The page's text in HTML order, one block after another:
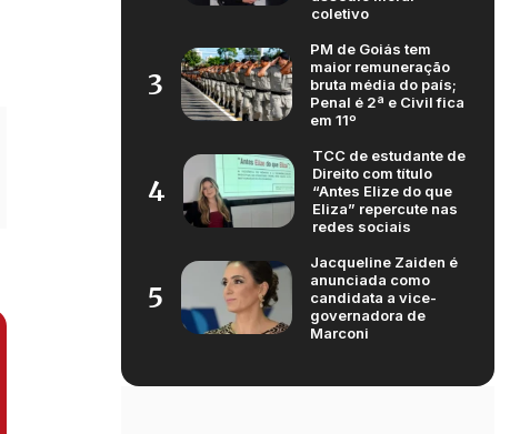
coletivo
3
PM de Goiás tem
maior remuneração
bruta média do país;
Penal é 2ª e Civil fica
em 11º
4
TCC de estudante de
Direito com título
“Antes Elize do que
Eliza” repercute nas
redes sociais
5
Jacqueline Zaiden é
anunciada como
candidata a vice-
governadora de
Marconi